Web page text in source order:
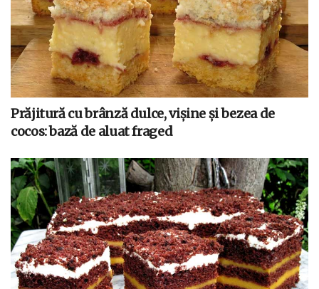
Prăjitură cu brânză dulce, vișine și bezea de
cocos: bază de aluat fraged